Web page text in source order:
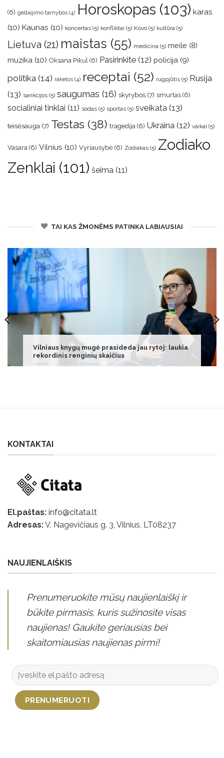
(6) gelbėjimo tarnybos (4) Horoskopas (103) karas
(10) Kaunas (10) koncertas (5) konfliktai (5) Kovo (5) kultūra (5)
Lietuva (21) maistas (55) medicina (5) meile (8)
muzika (10) Oksana Pikul (6) Pasirinkite (12) policija (9)
politika (14) raketos (4) receptai (52) rugpjūtis (5) Rusija
(13) sankcijos (5) saugumas (16) skyrybos (7) smurtas (6)
socialiniai tinklai (11) sodas (5) sportas (5) sveikata (13)
teisėsauga (7) Testas (38) tragedija (6) Ukraina (12) vaikai (5)
Vasara (6) Vilnius (10) Vyriausybė (6) Zodiakas (5) Zodiako
Zenklai (101) šeima (11)
TAI KAS ŽMONĖMS PATINKA LABIAUSIAI
Panevėžio teismas išsiuntė dokumentus
policijai dėl Bartoševičiaus sulaikymo
KONTAKTAI
El.paštas: info@citata.lt
Adresas:V. Nagevičiaus g. 3, Vilnius, LT08237
NAUJIENLAIŠKIS
Prenumeruokite mūsų naujienlaiškį ir
būkite pirmasis, kuris sužinosite visas
naujienas! Gaukite geriausias bei
skaitomiausias naujienas pirmi!